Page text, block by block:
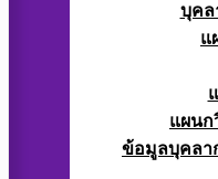
บุคล
แ
แผนก
ข้อมูลบุคลา